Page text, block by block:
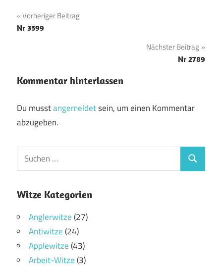
Beitragsnavigation
Vorheriger Beitrag
Nr 3599
Nächster Beitrag
Nr 2789
Kommentar hinterlassen
Du musstangemeldetsein, um einen Kommentar
abzugeben.
Witze Kategorien
Anglerwitze(27)
Antiwitze(24)
Applewitze(43)
Arbeit-Witze(3)